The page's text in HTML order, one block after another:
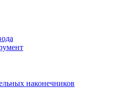
наконечников